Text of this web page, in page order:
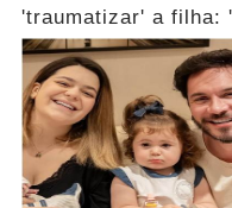
'traumatizar' a filha:
mais